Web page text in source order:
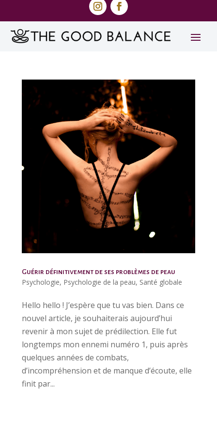
Guérir définitivement de ses problèmes de peau
Psychologie, Psychologie de la peau, Santé globale
Hello hello ! J’espère que tu vas bien. Dans ce
nouvel article, je souhaiterais aujourd’hui
revenir à mon sujet de prédilection. Elle fut
longtemps mon ennemi numéro 1, puis après
quelques années de combats,
d’incompréhension et de manque d’écoute, elle
finit par...